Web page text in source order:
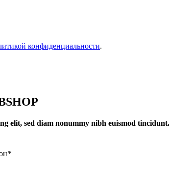
конфиденциальности.
elit, sed diam nonummy nibh euismod tincidunt.
*